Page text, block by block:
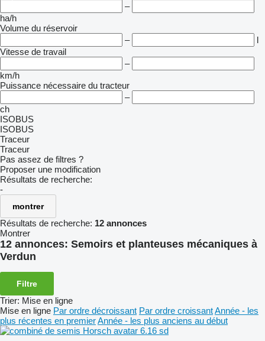
–
ha/h
Volume du réservoir
–
l
Vitesse de travail
–
km/h
Puissance nécessaire du tracteur
–
ch
ISOBUS
ISOBUS
Traceur
Traceur
Pas assez de filtres ?
Proposer une modification
Résultats de recherche:
-
montrer
Résultats de recherche: 12 annonces
Montrer
12 annonces: Semoirs et planteuses mécaniques à
Verdun
Filtre
Trier: Mise en ligne
Mise en ligne Par ordre décroissant Par ordre croissantAnnée - les
plus récentes en premierAnnée - les plus anciens au début